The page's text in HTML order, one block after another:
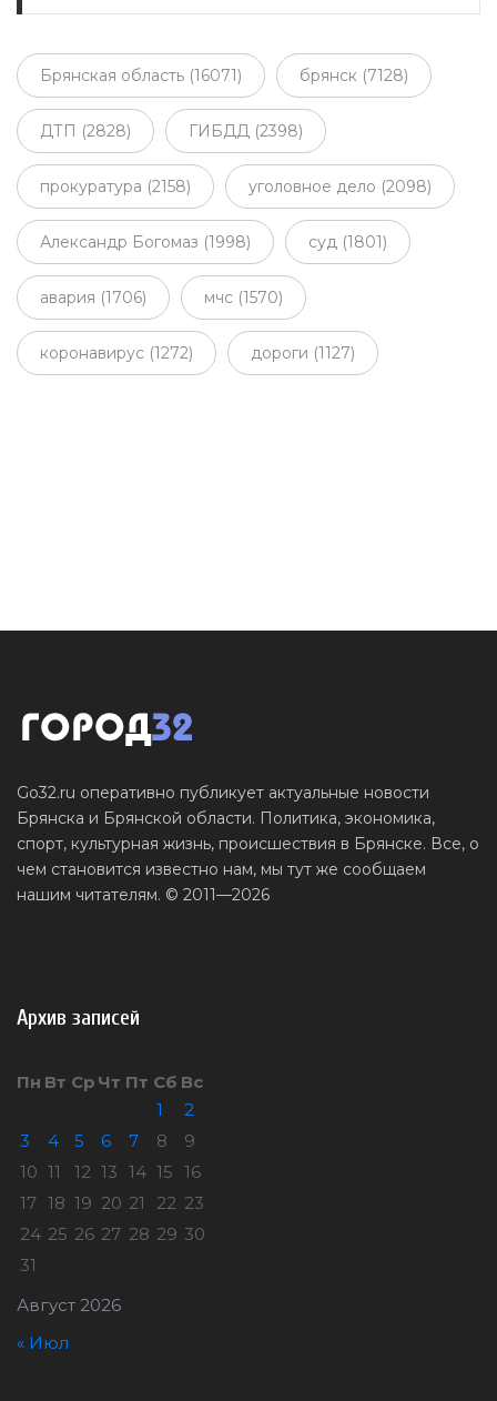
Брянская область (16071) брянск (7128)
ДТП (2828) ГИБДД (2398)
прокуратура (2158) уголовное дело (2098)
Александр Богомаз (1998) суд (1801)
авария (1706) мчс (1570)
коронавирус (1272) дороги (1127)
Go32.ru оперативно публикует актуальные новости
Брянска и Брянской области. Политика, экономика,
спорт, культурная жизнь, происшествия в Брянске. Все, о
чем становится известно нам, мы тут же сообщаем
нашим читателям. © 2011—2026
Архив записей
Август 2026
Пн Вт Ср Чт Пт Сб Вс
1
2
3
4 5 6 7 8
9
10 11 12 13 14 15 16
17 18 19 20 21 22 23
24 25 26 27 28 29 30
31
« Июл